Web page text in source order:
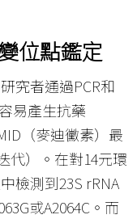
位點鑑定
究者通過PCR和
易產生抗藥
（麥迪黴素）最
代）。在對14元環
檢測到23S rRNA
或A2064C。而